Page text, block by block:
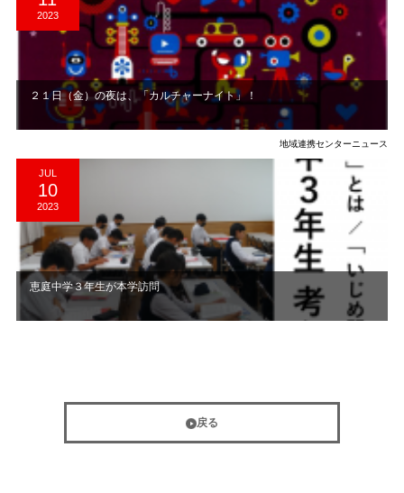
2023
２１日（金）の夜は、「カルチャーナイト」！
地域連携センターニュース
JUL
10
2023
恵庭中学３年生が本学訪問
戻る